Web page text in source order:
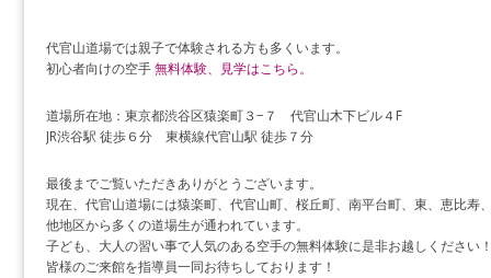
代官山道場では親子で体験される方も多くいます。
初心者向けの空手無料体験、見学はこちら。
道場所在地：東京都渋谷区猿楽町３−７ 代官山木下ビル４F
JR渋谷駅 徒歩６分 東横線代官山駅 徒歩７分
最後までご覧いただきありがとうございます。
現在、代官山道場には猿楽町、代官山町、桜丘町、南平台町、東、恵比寿
他地区から多くの道場生が通われています。
子ども、大人の習い事で人気のある空手の無料体験に是非お越しください
皆様のご来館を指導員一同お待ちしております！